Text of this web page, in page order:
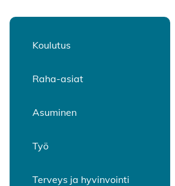
Koulutus
Raha-asiat
Asuminen
Työ
Terveys ja hyvinvointi